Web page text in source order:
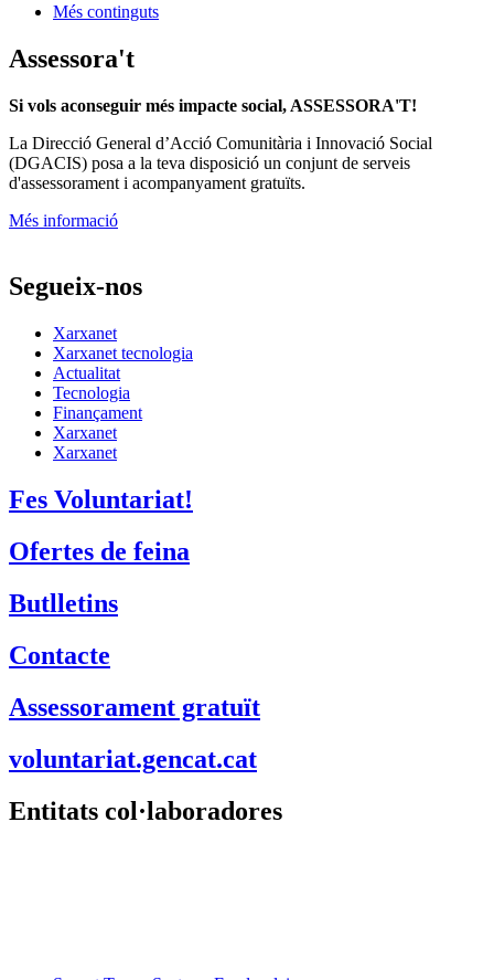
Més continguts
Assessora't
Si vols aconseguir més impacte social, ASSESSORA'T!
La Direcció General d’Acció Comunitària i Innovació Social
(DGACIS) posa a la teva disposició un conjunt de serveis
d'assessorament i acompanyament gratuïts.
Més informació
Segueix-nos
Xarxanet
Xarxanet tecnologia
Actualitat
Tecnologia
Finançament
Xarxanet
Xarxanet
Fes Voluntariat!
Ofertes de feina
Butlletins
Contacte
Assessorament gratuït
voluntariat.gencat.cat
Entitats col·laboradores